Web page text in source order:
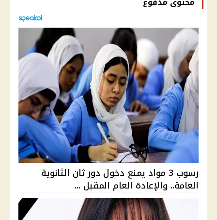
رسوب 3 مواد يمنع دخول دور ثان الثانوية
العامة.. والإعادة العام المقبل ...